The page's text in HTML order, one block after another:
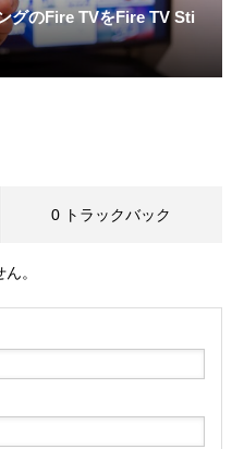
グのFire TVをFire TV Sti
0 トラックバック
。